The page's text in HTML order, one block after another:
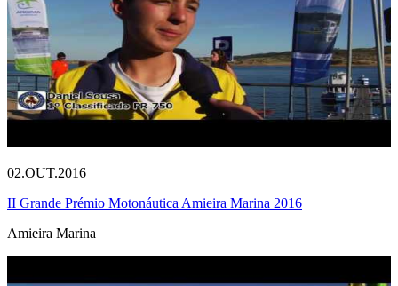
02.OUT.2016
II Grande Prémio Motonáutica Amieira Marina 2016
Amieira Marina